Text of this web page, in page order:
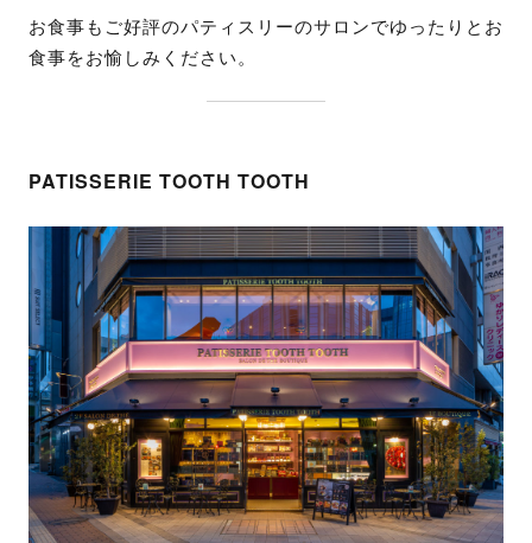
お食事もご好評のパティスリーのサロンでゆったりとお
食事をお愉しみください。
PATISSERIE TOOTH TOOTH